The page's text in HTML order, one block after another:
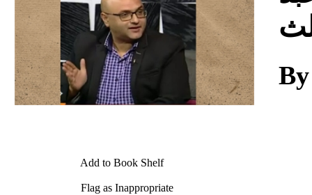
Add to Book Shelf
Flag as Inappropriate